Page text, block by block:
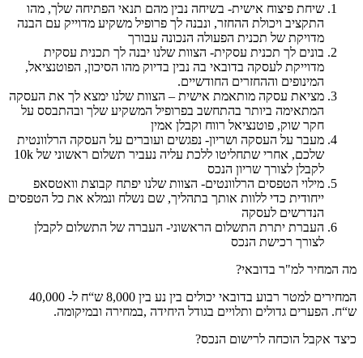
שיחת פיצוח אישית- בשיחה נבין מהם תנאי הפתיחה שלך, מהו
התקציב ויכולת ההחזר, ונבנה לך פרופיל משקיע מדוייק עם הבנה
מדויקת של תכנית הפעולה הנכונה עבורך
בונים לך תכנית עסקית- הצוות שלנו יבנה לך תכנית עסקית
מדוייקת לעסקה בדובאי בה נבין בדיוק מהו הסיכון, הפוטנציאל,
המינופים וההחזרים החודשיים.
מציאת עסקה מותאמת אישית – הצוות שלנו ימצא לך את העסקה
המתאימה ביותר בהתחשב בפרופיל המשקיע שלך ובהתבסס על
חקר שוק, פוטנציאל רווח וקבלן אמין
מעבר על העסקה ושריון- נפגשים ועוברים על העסקה הרלוונטית
שלכם, אחרי שתחליטו ללכת עליה נעביר תשלום ראשוני של 10k
לקבלן לצורך שריון הנכס
מילוי הטפסים הרלוונטים- הצוות שלנו יפתח קבוצת וואטסאפ
ייחודית כדי ללוות אותך בתהליך, שם נשלח ונמלא את כל הטפסים
הנדרשים לעסקה
העברת יתרת התשלום הראשוני- העברה של התשלום לקבלן
לצורך רכישת הנכס
מה המחיר למ"ר בדובאי?
המחירים למטר רבוע בדובאי יכולים בין נע בין 8,000 ש“ח ל- 40,000
ש“ח. הפערים גדולים ותלויים בגודל היחידה ,במחירה ובמיקומה.
כיצד אקבל הוכחה לרישום הנכס?